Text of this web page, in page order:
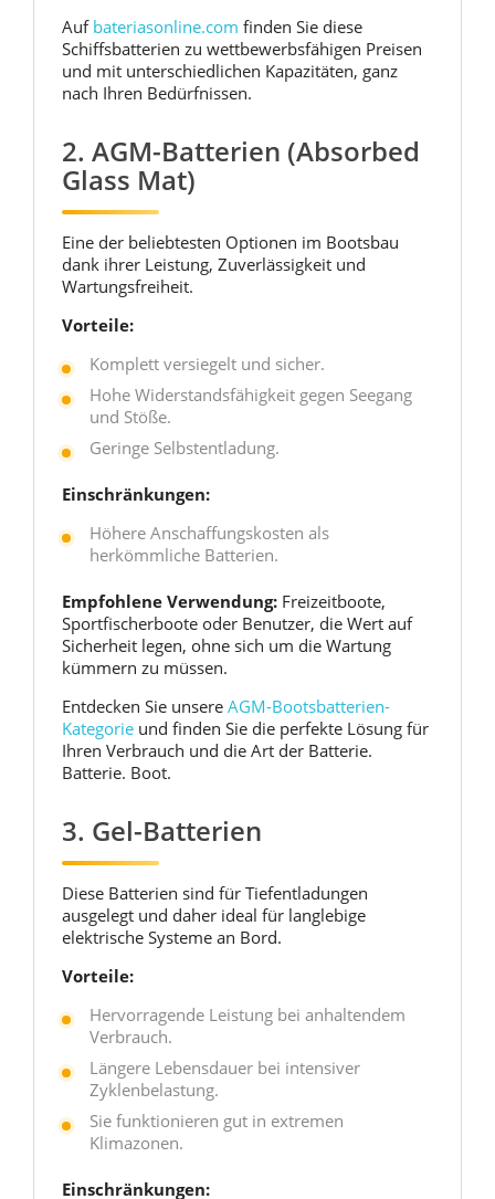
Auf bateriasonline.com finden Sie diese
Schiffsbatterien zu wettbewerbsfähigen Preisen
und mit unterschiedlichen Kapazitäten, ganz
nach Ihren Bedürfnissen.
2. AGM-Batterien (Absorbed
Glass Mat)
Eine der beliebtesten Optionen im Bootsbau
dank ihrer Leistung, Zuverlässigkeit und
Wartungsfreiheit.
Vorteile:
Komplett versiegelt und sicher.
Hohe Widerstandsfähigkeit gegen Seegang
und Stöße.
Geringe Selbstentladung.
Einschränkungen:
Höhere Anschaffungskosten als
herkömmliche Batterien.
Empfohlene Verwendung: Freizeitboote,
Sportfischerboote oder Benutzer, die Wert auf
Sicherheit legen, ohne sich um die Wartung
kümmern zu müssen.
Entdecken Sie unsere AGM-Bootsbatterien-
Kategorie und finden Sie die perfekte Lösung für
Ihren Verbrauch und die Art der Batterie.
Batterie. Boot.
3. Gel-Batterien
Diese Batterien sind für Tiefentladungen
ausgelegt und daher ideal für langlebige
elektrische Systeme an Bord.
Vorteile:
Hervorragende Leistung bei anhaltendem
Verbrauch.
Längere Lebensdauer bei intensiver
Zyklenbelastung.
Sie funktionieren gut in extremen
Klimazonen.
Einschränkungen: